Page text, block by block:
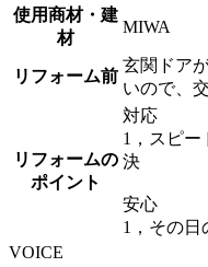
使用商材・建
材
MIWA
リフォーム前
玄関ドア
いので、
リフォームの
ポイント
対応
1，スピー
決
安心
1，その日
VOICE